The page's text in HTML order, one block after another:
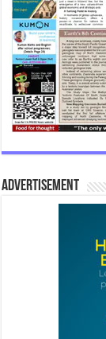
Advertisement